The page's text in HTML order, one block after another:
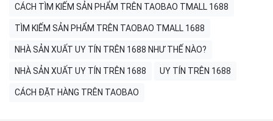
CÁCH TÌM KIẾM SẢN PHẨM TRÊN TAOBAO TMALL 1688
TÌM KIẾM SẢN PHẨM TRÊN TAOBAO TMALL 1688
NHÀ SẢN XUẤT UY TÍN TRÊN 1688 NHƯ THẾ NÀO?
NHÀ SẢN XUẤT UY TÍN TRÊN 1688 UY TÍN TRÊN 1688
CÁCH ĐẶT HÀNG TRÊN TAOBAO